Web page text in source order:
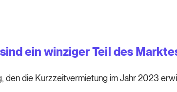
ein winziger Teil des
den die Kurzzeitvermietung im Jahr 2023